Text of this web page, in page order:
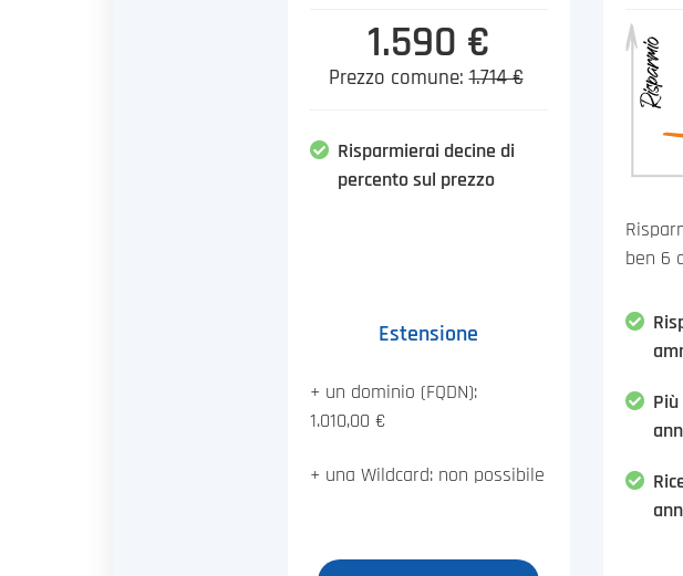
1.590 €
Prezzo comune:1.714 €
Risparmierai decine di
percento sul prezzo
Estensione
+ un dominio (FQDN):
1.010,00 €
+ una Wildcard: non possibile
ben 6